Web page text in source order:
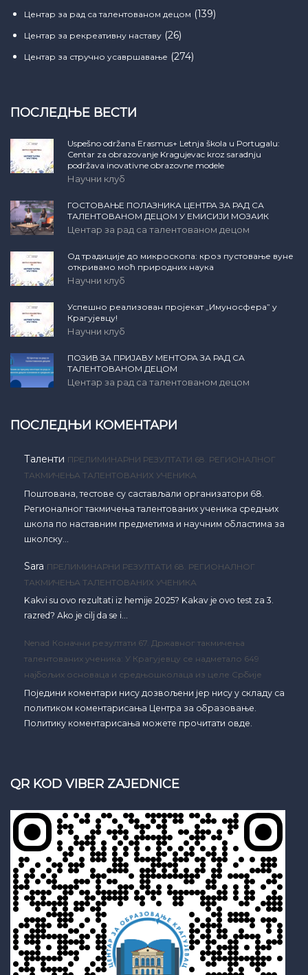
Центар за рад са талентованом децом (139)
Центар за рекреативну наставу (26)
Центар за стручно усавршавање (274)
ПОСЛЕДЊЕ ВЕСТИ
Uspešno održana Erasmus+ Letnja škola u Portugalu:
Centar za obrazovanje Kragujevac kroz saradnju
podržava inovativne obrazovne modele
Научни клуб
ГОСТОВАЊЕ ПОЛАЗНИКА ЦЕНТРА ЗА РАД СА
ТАЛЕНТОВАНОМ ДЕЦОМ У ЕМИСИЈИ МОЗАИК
Центар за рад са талентованом децом
Од традиције до микроскопа: кроз пустовање вуне
откривамо моћ природних наука
Научни клуб
Успешно реализован пројекат „Имуносфера” у
Крагујевцу!
Научни клуб
ПОЗИВ ЗА ПРИЈАВУ МЕНТОРА ЗА РАД СА
ТАЛЕНТОВАНОМ ДЕЦОМ
Центар за рад са талентованом децом
ПОСЛЕДЊИ КОМЕНТАРИ
Таленти ПРЕЛИМИНАРНИ РЕЗУЛТАТИ 68. РЕГИОНАЛНОГ
ТАКМИЧЕЊА ТАЛЕНТОВАНИХ УЧЕНИКА
Поштована, тестове су састављали организатори 68.
Регионалног такмичења талентованих ученика средњих
школа по наставним предметима и научним областима за
школску…
Sara ПРЕЛИМИНАРНИ РЕЗУЛТАТИ 68. РЕГИОНАЛНОГ
ТАКМИЧЕЊА ТАЛЕНТОВАНИХ УЧЕНИКА
Kakvi su ovo rezultati iz hemije 2025? Kakav je ovo test za 3.
razred? Ako je cilj da se i…
Nenad Коначни резултати 67. Државног такмичења
талентованих ученика: У Крагујевцу се надметало 649
најбољих основаца и средњошколаца из целе Србије
Поједини коментари нису дозвољени јер нису у складу са
политиком коментарисања Центра за образовање.
Политику коментарисања можете прочитати овде.
QR KOD VIBER ZAJEDNICE